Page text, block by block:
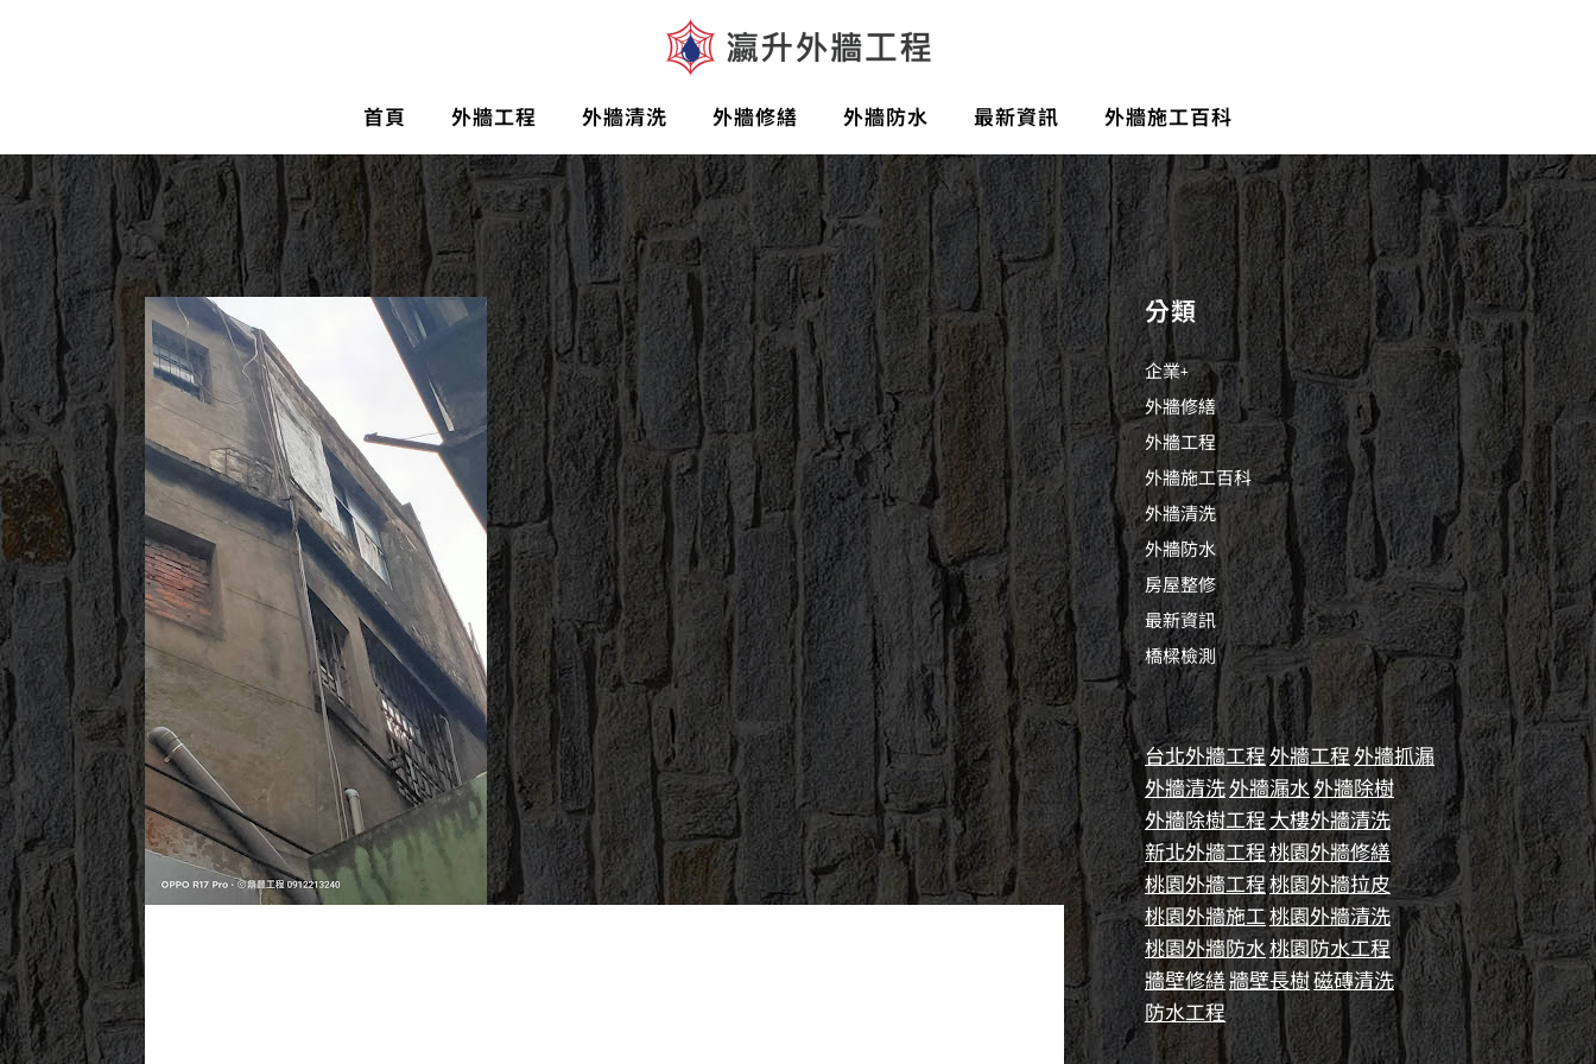
首頁 外牆工程 外牆清洗 外牆修繕 外牆防水 最新資訊 外牆施工百科
分類
企業+
外牆修繕
外牆工程
外牆施工百科
外牆清洗
外牆防水
房屋整修
最新資訊
橋樑檢測
台北外牆工程 外牆工程 外牆抓漏
外牆清洗外牆漏水外牆除樹
外牆除樹工程 大樓外牆清洗
新北外牆工程 桃園外牆修繕
桃園外牆工程桃園外牆拉皮
桃園外牆施工桃園外牆清洗
桃園外牆防水桃園防水工程
牆壁修繕牆壁長樹磁磚清洗
防水工程